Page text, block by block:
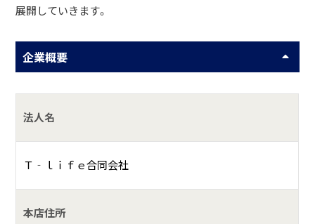
展開していきます。
企業概要
法人名
Ｔ‐ｌｉｆｅ合同会社
本店住所